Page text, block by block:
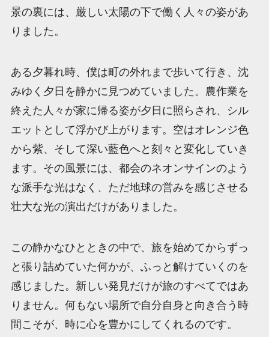
景の裏には、厳しい太陽の下で働く人々の姿があ
りました。
ある夕暮れ時、僕は町の外れまで歩いて行き、沈
みゆく夕日を静かに見つめていました。農作業を
終えた人々が家に帰る姿が夕日に照らされ、シル
エットとして浮かび上がります。空はオレンジ色
から紫、そして深い藍色へと刻々と変化していき
ます。その風景には、都会のネオンサインのよう
な派手な光はなく、ただ地球の営みを感じさせる
壮大な光の演出だけがありました。
この静かなひとときの中で、旅を始めてからずっ
と張り詰めていた何かが、ふっと解けていくのを
感じました。新しい発見だけが旅のすべてではあ
りません。何もない場所で自分自身と向き合う時
間こそが、時に心を豊かにしてくれるのです。